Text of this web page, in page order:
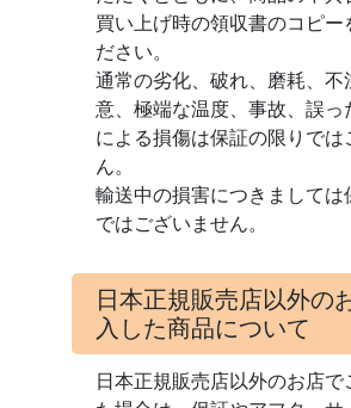
買い上げ時の領収書のコピー
ださい。
通常の劣化、破れ、磨耗、不
意、極端な温度、事故、誤っ
による損傷は保証の限りでは
ん。
輸送中の損害につきましては
ではございません。
日本正規販売店以外の
入した商品について
日本正規販売店以外のお店で